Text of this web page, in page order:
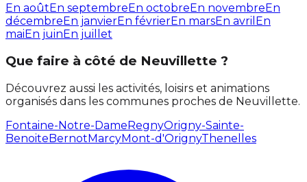
En aoûtEn septembreEn octobreEn novembreEn
décembreEn janvierEn févrierEn marsEn avril En
maiEn juinEn juillet
Que faire à côté de Neuvillette ?
Découvrez aussi les activités, loisirs et animations
organisés dans les communes proches de Neuvillette.
Fontaine-Notre-DameRegnyOrigny-Sainte-
BenoiteBernotMarcyMont-d'OrignyThenelles